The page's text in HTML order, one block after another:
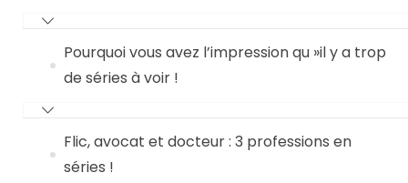
Pourquoi vous avez l’impression qu »il y a trop
de séries à voir !
Flic, avocat et docteur : 3 professions en
séries !